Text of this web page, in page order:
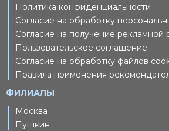
Политика конфиденциальности
Согласие на обработку
Согласие на получение рекламной
Пользовательское соглашение
Согласие на обработку файлов
Правила применения
ФИЛИАЛЫ
Москва
Пушкин